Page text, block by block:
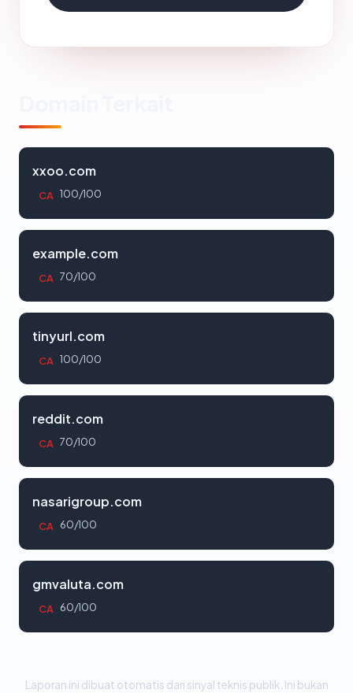
xxoo.com
CA 100/100
example.com
CA 70/100
tinyurl.com
CA 100/100
reddit.com
CA 70/100
nasarigroup.com
CA 60/100
gmvaluta.com
CA 60/100
Laporan ini dibuat otomatis dari sinyal teknis publik. Ini bukan